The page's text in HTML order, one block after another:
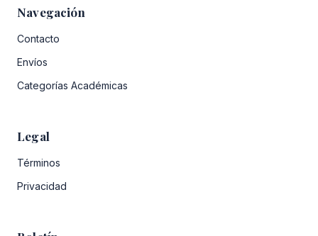
Navegación
Contacto
Envíos
Categorías Académicas
Legal
Términos
Privacidad